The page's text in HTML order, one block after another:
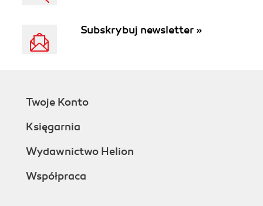
Subskrybuj newsletter »
Twoje Konto
Księgarnia
Wydawnictwo Helion
Współpraca